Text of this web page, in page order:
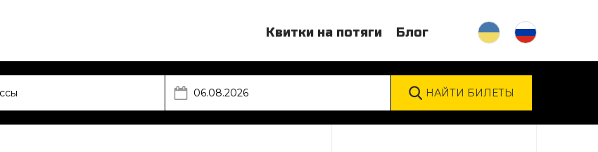
Квитки на потяги Блог